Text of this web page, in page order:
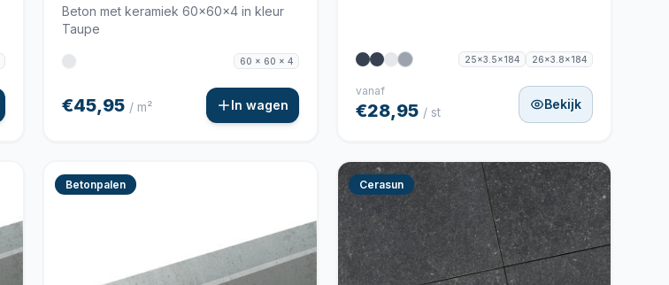
Beton met keramiek 60x60x4 in kleur
Taupe
60 x 60 x 4
€45,95 / m² In wagen
25x3.5x184 26x3.8x184
vanaf
€28,95 / st
Bekijk
Betonpalen Cerasun